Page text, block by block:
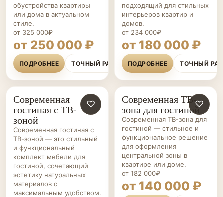
обустройства квартиры
или дома в актуальном
стиле.
от 325 000₽
от 250 000 ₽
ПОДРОБНЕЕ ТОЧНЫЙ РАСЧЁТ
подходящий для стильных
интерьеров квартир и
домов.
от 234 000₽
от 180 000 ₽
ПОДРОБНЕЕ ТОЧНЫЙ
ГОСТИНЫЕ НА ЗАКАЗ
♡
Современная
гостиная с ТВ-
зоной
Современная гостиная с
ТВ-зоной — это стильный
и функциональный
комплект мебели для
гостиной, сочетающий
эстетику натуральных
материалов с
максимальным удобством.
ГОСТИНЫЕ НА ЗАКАЗ
♡
Современная ТВ-
зона для гостиной
Современная ТВ-зона для
гостиной — стильное и
функциональное решение
для оформления
центральной зоны в
квартире или доме.
от 182 000₽
от 140 000 ₽